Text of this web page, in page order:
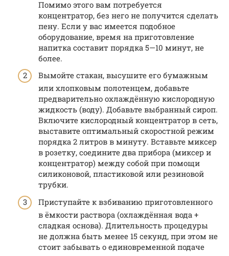
Помимо этого вам потребуется
концентратор, без него не получится сделать
пену. Если у вас имеется подобное
оборудование, время на приготовление
напитка составит порядка 5—10 минут, не
более.
Вымойте стакан, высушите его бумажным
или хлопковым полотенцем, добавьте
предварительно охлаждённую кислородную
жидкость (воду). Добавьте выбранный сироп.
Включите кислородный концентратор в сеть,
выставите оптимальный скоростной режим
порядка 2 литров в минуту. Вставьте миксер
в розетку, соедините два прибора (миксер и
концентратор) между собой при помощи
силиконовой, пластиковой или резиновой
трубки.
Приступайте к взбиванию приготовленного
в ёмкости раствора (охлаждённая вода +
сладкая основа). Длительность процедуры
не должна быть менее 15 секунд, при этом не
стоит забывать о единовременной подаче